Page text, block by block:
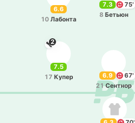
6.6
10 Ла­бо­нта
7.3
75'
8 Бетьюн
7.5
2
17 Купер 6.9
67'
21 Се­нтнор